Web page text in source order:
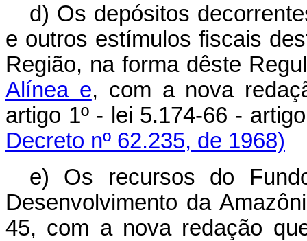
d) Os depósitos
e outros estímulos fiscais
Região, na forma dêste
Alínea e, com a nova
artigo 1º - lei 5.174-
Decreto nº 62.235, de 1968)
e) Os recursos do
Desenvolvimento da
45, com a nova redação